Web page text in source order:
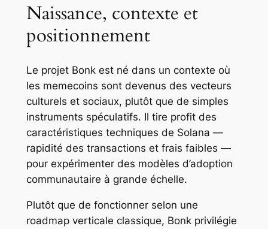
Naissance, contexte et
positionnement
Le projet Bonk est né dans un contexte où
les memecoins sont devenus des vecteurs
culturels et sociaux, plutôt que de simples
instruments spéculatifs. Il tire profit des
caractéristiques techniques de Solana —
rapidité des transactions et frais faibles —
pour expérimenter des modèles d’adoption
communautaire à grande échelle.
Plutôt que de fonctionner selon une
roadmap verticale classique, Bonk privilégie